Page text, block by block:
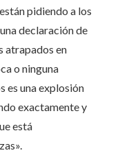
pidiendo a los
declaración de
atrapados en
o ninguna
es una explosión
exactamente y
está